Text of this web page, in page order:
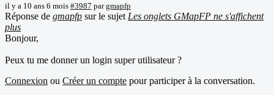
il y a 10 ans 6 mois #3987 pargmapfp
Réponse de gmapfp sur le sujet Les onglets GMapFP ne s'affichent
plus
Bonjour,
Peux tu me donner un login super utilisateur ?
Connexion ou Créer un compte pour participer à la conversation.